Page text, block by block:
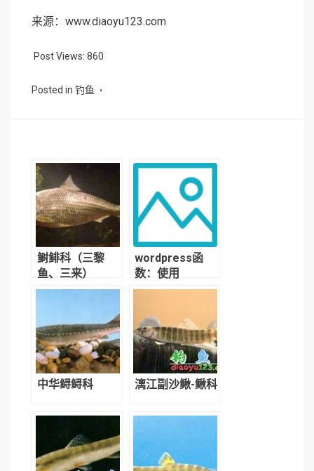
来源：www.diaoyu123.com
Post Views: 860
Posted in 钓鱼
鲥鲱科（三黎
鱼、三来）
wordpress函
数：使用
query_posts()
章
中华鲟鲟科 漓江副沙鳅-鳅科